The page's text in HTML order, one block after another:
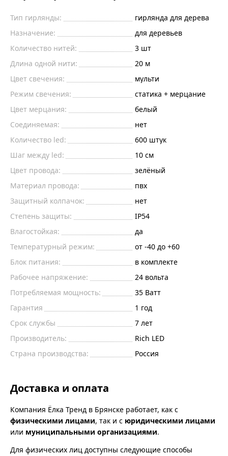
Тип гирлянды:
гирлянда для дерева
Назначение:
для деревьев
Количество нитей:
3 шт
Длина одной нити:
20 м
Цвет свечения:
мульти
Режим свечения:
статика + мерцание
Цвет мерцания:
белый
Соединяемая:
нет
Количество led:
600 штук
Шаг между led:
10 см
Цвет провода:
зелёный
Материал провода:
пвх
Защитный колпачок:
нет
Степень защиты:
IP54
Влагостойкая:
да
Температурный режим:
от -40 до +60
Блок питания:
в комплекте
Рабочее напряжение:
24 вольта
Потребляемая мощность:
35 Ватт
Гарантия
1 год
Срок службы
7 лет
Производитель:
Rich LED
Страна производства:
Россия
Доставка и оплата
Компания Ёлка Тренд в Брянске работает, как с
физическими лицами, так и с юридическими лицами
или муниципальными организациями.
Для физических лиц доступны следующие способы